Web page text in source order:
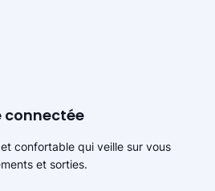
connectée
confortable qui veille sur vous
et sorties.